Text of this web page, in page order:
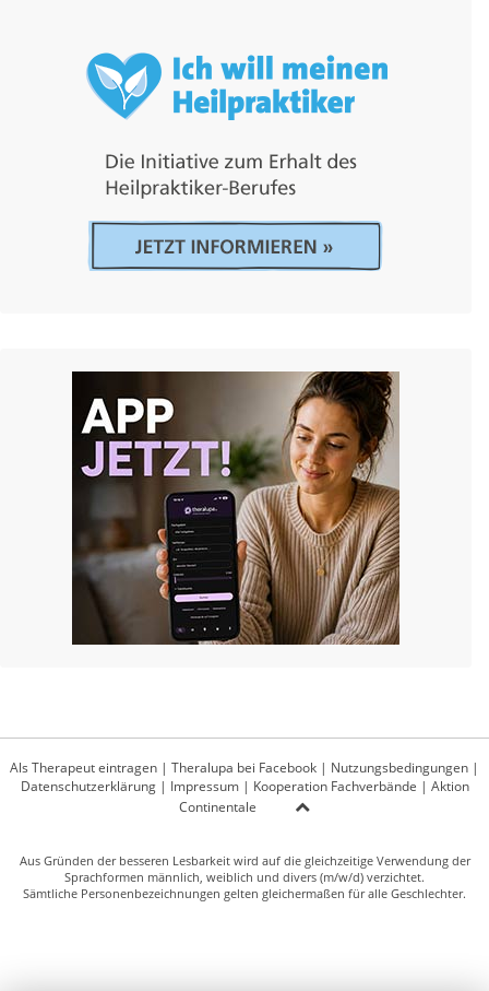
Als Therapeut eintragen | Theralupa bei Facebook | Nutzungsbedingungen |
Datenschutzerklärung| Impressum| Kooperation Fachverbände | Aktion
Continentale
Aus Gründen der besseren Lesbarkeit wird auf die gleichzeitige Verwendung der
Sprachformen männlich, weiblich und divers (m/w/d) verzichtet.
Sämtliche Personenbezeichnungen gelten gleichermaßen für alle Geschlechter.